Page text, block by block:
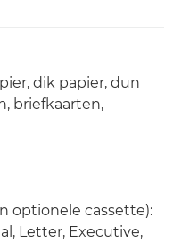
dik papier, dun
briefkaarten,
optionele cassette):
Letter, Executive,